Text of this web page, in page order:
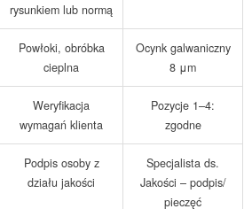
rysunkiem lub normą
Powłoki, obróbka
cieplna
Ocynk galwaniczny
8 μm
Weryfikacja
wymagań klienta
Pozycje 1–4:
zgodne
Podpis osoby z
działu jakości
Specjalista ds.
Jakości – podpis/
pieczęć